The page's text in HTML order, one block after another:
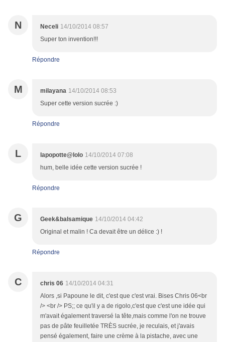
N Neceli 14/10/2014 08:57
Super ton invention!!!
Répondre
M milayana 14/10/2014 08:53
Super cette version sucrée :)
Répondre
L lapopotte@lolo 14/10/2014 07:08
hum, belle idée cette version sucrée !
Répondre
G Geek&balsamique 14/10/2014 04:42
Original et malin ! Ca devait être un délice :) !
Répondre
C chris 06 14/10/2014 04:31
Alors ,si Papoune le dit, c'est que c'est vrai. Bises Chris 06<br
/> <br /> PS;; ce qu'il y a de rigolo,c'est que c'est une idée qui
m'avait également traversé la tête,mais comme l'on ne trouve
pas de pâte feuilletée TRÈS sucrée, je reculais, et j'avais
pensé également, faire une crème à la pistache, avec une